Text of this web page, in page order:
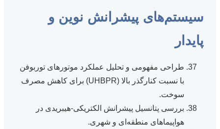
سیستم‌های پیشرانش نوین و
پایدار
طراحی مفهومی و تحلیل عملکرد موتورهای توربوفن
با نسبت کنارگذر بالا (UHBPR) برای کاهش مصرف
سوخت.
بررسی پتانسیل پیشرانش الکتریکی-هیبریدی در
هواپیماهای منطقه‌ای و شهری.